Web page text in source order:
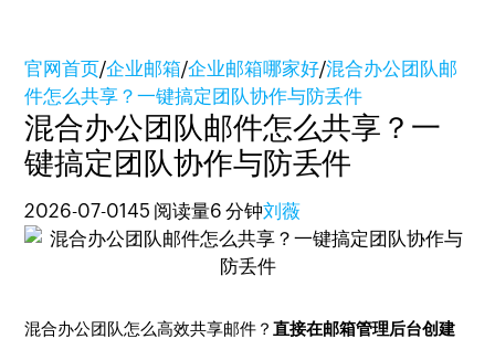
官网首页/企业邮箱/企业邮箱哪家好/混合办公团队邮
件怎么共享？一键搞定团队协作与防丢件
混合办公团队邮件怎么共享？一
键搞定团队协作与防丢件
2026-07-0145 阅读量6 分钟刘薇
混合办公团队怎么高效共享邮件？直接在邮箱管理后台创建